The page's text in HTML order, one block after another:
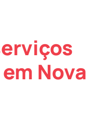
Nova